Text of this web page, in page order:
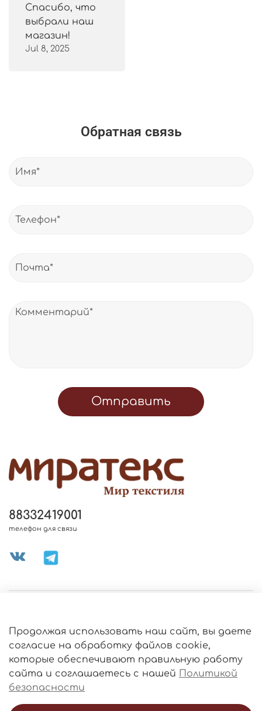
Спасибо, что
выбрали наш
магазин!
Jul 8, 2025
Обратная связь
Отправить
ИНФОРМАЦИЯ
О МАГАЗИНЕ
88332419001
телефон для связи
Продолжая использовать наш сайт, вы даете
согласие на обработку файлов cookie,
которые обеспечивают правильную работу
сайта и соглашаетесь с нашей Политикой
безопасности
Политика
обработки